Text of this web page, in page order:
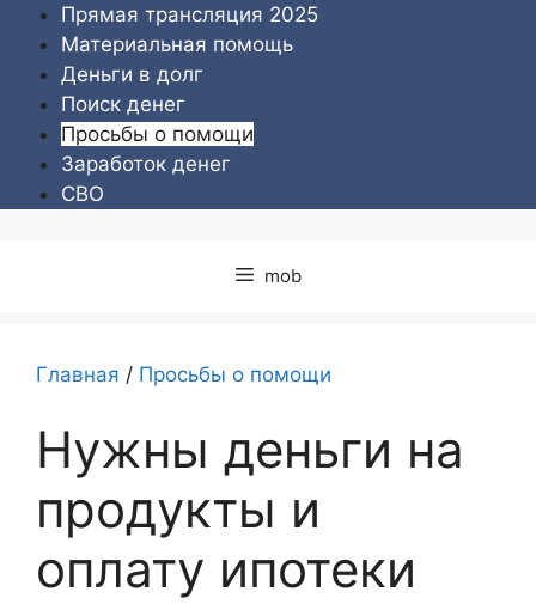
Перейти
содержимому
Прямая трансляция 2025
Материальная помощь
Деньги в долг
Поиск денег
Просьбы о помощи
Заработок денег
СВО
mob
Главная / Просьбы о помощи
Нужны деньги на
продукты и
оплату ипотеки